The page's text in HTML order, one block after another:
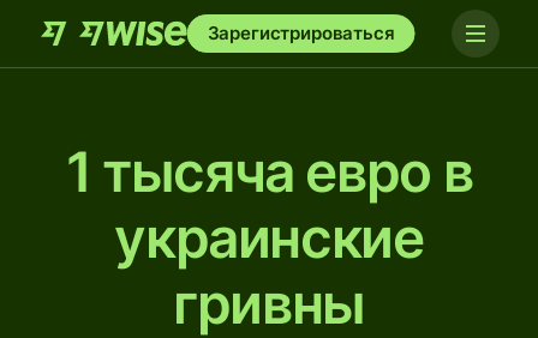
Зарегистрироваться
1 тысяча евро в
украинские
гривны